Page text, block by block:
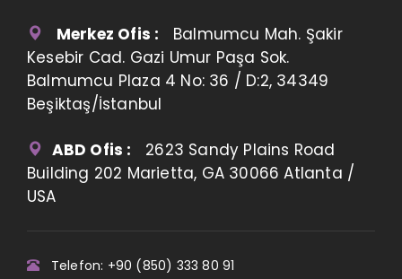
Merkez Ofis : Balmumcu Mah. Şakir
Kesebir Cad. Gazi Umur Paşa Sok.
Balmumcu Plaza 4 No: 36 / D:2, 34349
Beşiktaş/İstanbul
ABD Ofis : 2623 Sandy Plains Road
Building 202 Marietta, GA 30066 Atlanta /
USA
Telefon: +90 (850) 333 80 91